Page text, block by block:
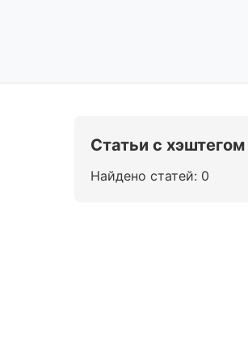
Статьи с хэштегом
Найдено статей: 0